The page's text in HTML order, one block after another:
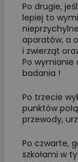
Po drugie,
lepiej to
aparatów, a
i zwierząt
Po wymianie
badania !
Po trzecie
punktów
przewody,
Po czwarte,
szkołami w